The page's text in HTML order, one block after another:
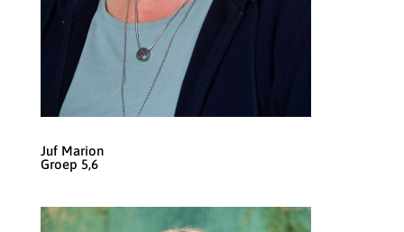
Juf Marion
Groep 5,6